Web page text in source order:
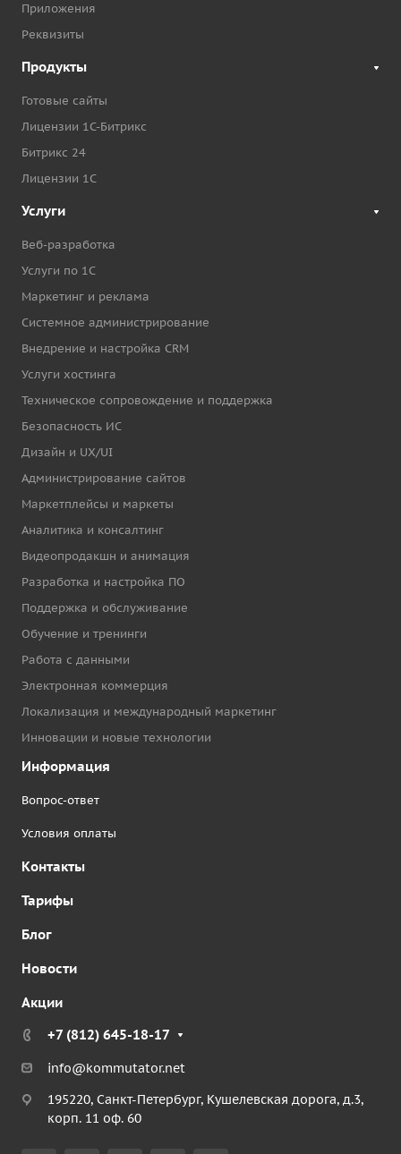
Приложения
Реквизиты
Продукты
Готовые сайты
Лицензии 1С-Битрикс
Битрикс 24
Лицензии 1С
Услуги
Веб-разработка
Услуги по 1С
Маркетинг и реклама
Системное администрирование
Внедрение и настройка CRM
Услуги хостинга
Техническое сопровождение и поддержка
Безопасность ИС
Дизайн и UX/UI
Администрирование сайтов
Маркетплейсы и маркеты
Аналитика и консалтинг
Видеопродакшн и анимация
Разработка и настройка ПО
Поддержка и обслуживание
Обучение и тренинги
Работа с данными
Электронная коммерция
Локализация и международный маркетинг
Инновации и новые технологии
Информация
Вопрос-ответ
Условия оплаты
Контакты
Тарифы
Блог
Новости
Акции
+7 (812) 645-18-17
info@kommutator.net
195220, Санкт-Петербург, Кушелевская дорога, д.3,
корп. 11 оф. 60